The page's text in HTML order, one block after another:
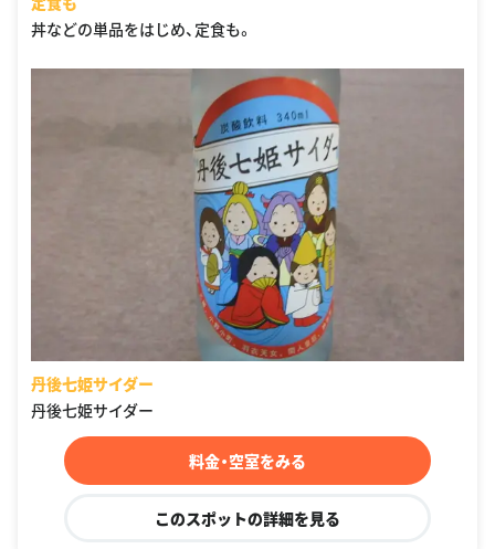
丼などの単品をはじめ、定食も。
丹後七姫サイダー
丹後七姫サイダー
料金・空室をみる
このスポットの詳細を見る